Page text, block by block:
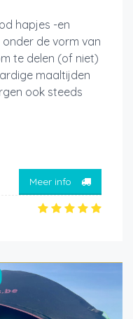
hapjes -en
de vorm van
te delen (of niet)
maaltijden
ook steeds
Meer info